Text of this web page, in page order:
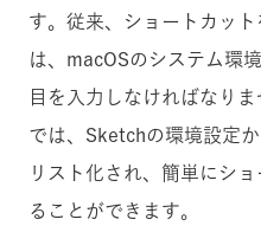
す。従来、ショートカッ
は、macOSのシステム環
目を入力しなければなり
では、Sketchの環境設定
リスト化され、簡単にシ
ることができます。